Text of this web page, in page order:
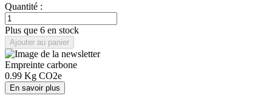
Quantité :
Plus que 6 en stock
Ajouter au panier
Empreinte carbone
0.99 Kg CO2e
En savoir plus